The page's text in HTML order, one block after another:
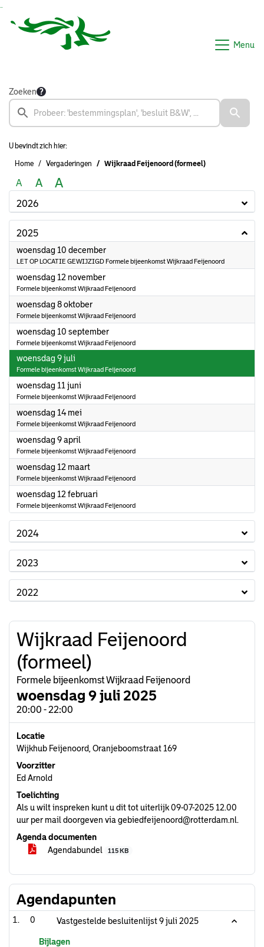
Menu
Zoeken
U bevindt zich hier:
Home Vergaderingen Wijkraad Feijenoord (formeel)
A A A
2026
2025
woensdag 10 december2025
LET OP LOCATIE GEWIJZIGD Formele bijeenkomst Wijkraad Feijenoord
woensdag 12 november2025
Formele bijeenkomst Wijkraad Feijenoord
woensdag 8 oktober2025
Formele bijeenkomst Wijkraad Feijenoord
woensdag 10 september2025
Formele bijeenkomst Wijkraad Feijenoord
woensdag 9 juli
Formele bijeenkomst Wijkraad Feijenoord
woensdag 11 juni
Formele bijeenkomst Wijkraad Feijenoord
woensdag 14 mei
Formele bijeenkomst Wijkraad Feijenoord
woensdag 9 april
Formele bijeenkomst Wijkraad Feijenoord
woensdag 12 maart2025
Formele bijeenkomst Wijkraad Feijenoord
woensdag 12 februari
Formele bijeenkomst Wijkraad Feijenoord
2024
2023
2022
Wijkraad Feijenoord
(formeel)
Formele bijeenkomst Wijkraad Feijenoord
woensdag 9 juli 2025
20:00 - 22:00
Locatie
Wijkhub Feijenoord, Oranjeboomstraat 169
Voorzitter
Ed Arnold
Toelichting
Als u wilt inspreken kunt u dit tot uiterlijk 09-07-2025 12.00
uur per mail doorgeven via gebiedfeijenoord@rotterdam.nl.
Agenda documenten
Agendabundel
115 KB
Agendapunten
0 Vastgestelde besluitenlijst 9 juli 2025
Bijlagen